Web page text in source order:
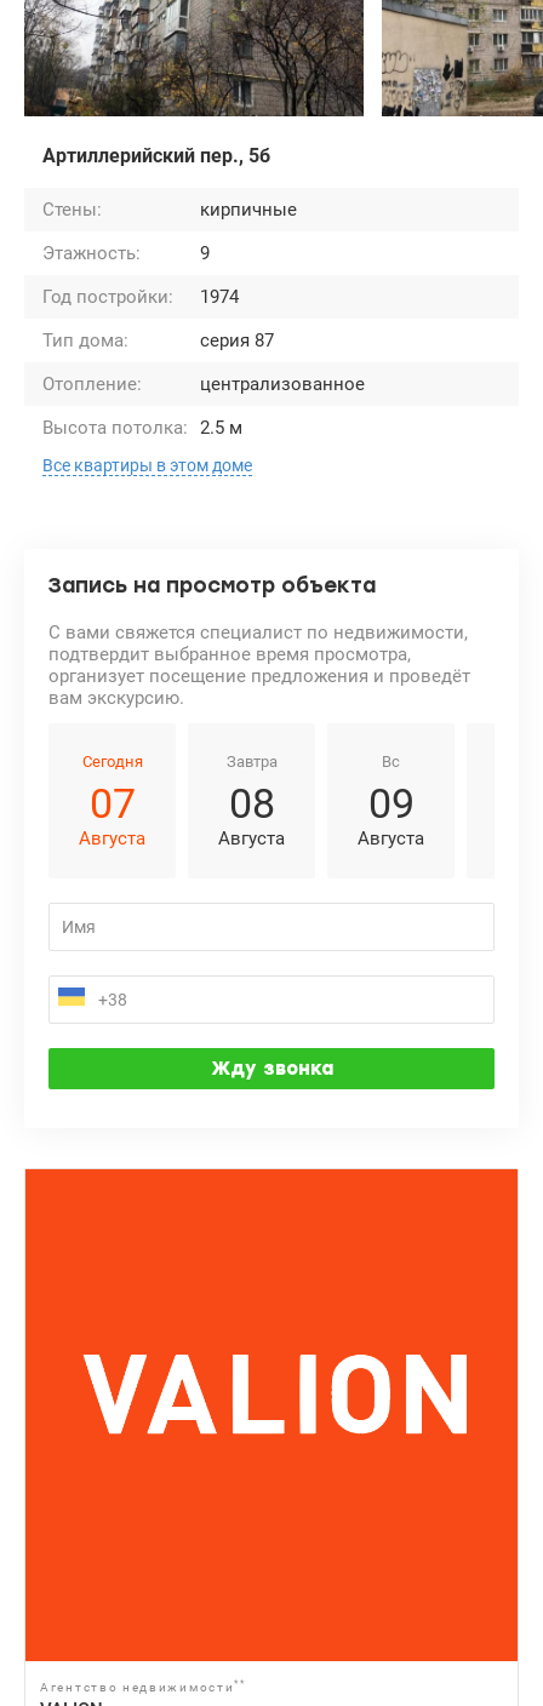
Артиллерийский пер., 5б
Стены:
кирпичные
Этажность:
9
Год постройки:
1974
Тип дома:
серия 87
Отопление:
централизованное
Высота потолка:
2.5 м
Все квартиры в этом доме
Запись на просмотр объекта
С вами свяжется специалист по недвижимости,
подтвердит выбранное время просмотра,
организует посещение предложения и проведёт
вам экскурсию.
Сегодня
07
Августа
Завтра
08
Августа
Вс
09
Августа
Агентство недвижимости **